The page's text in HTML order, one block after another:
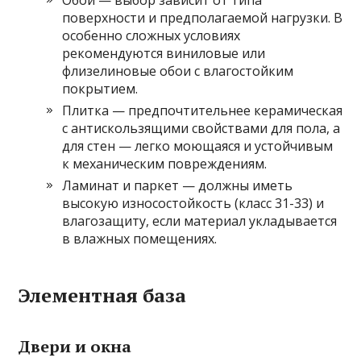
поверхности и предполагаемой нагрузки. В
особенно сложных условиях
рекомендуются виниловые или
флизелиновые обои с влагостойким
покрытием.
Плитка — предпочтительнее керамическая
с антискользящими свойствами для пола, а
для стен — легко моющаяся и устойчивым
к механическим повреждениям.
Ламинат и паркет — должны иметь
высокую износостойкость (класс 31-33) и
влагозащиту, если материал укладывается
в влажных помещениях.
Элементная база
Двери и окна